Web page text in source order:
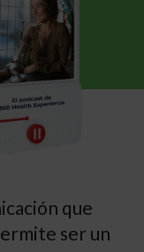
que
ser un